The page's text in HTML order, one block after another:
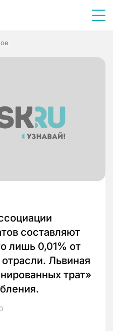
составляют
лишь 0,01% от
Львиная
трат»